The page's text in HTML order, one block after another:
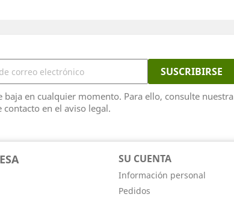
baja en cualquier momento. Para ello, consulte nuestra
en el aviso legal.
SU CUENTA
Información personal
Pedidos